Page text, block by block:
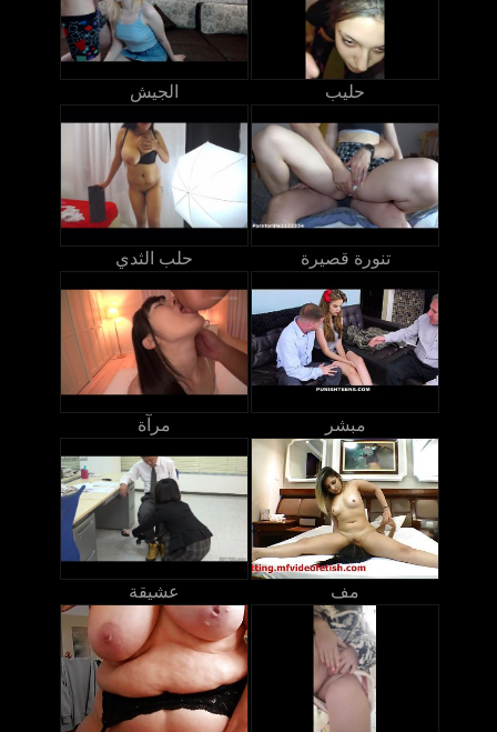
الجيش حليب
حلب الثدي تنورة قصيرة
مرآة مبشر
عشيقة مف